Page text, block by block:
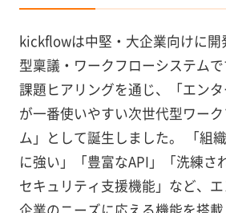
kickflowは中堅・大企業向けに開
型稟議・ワークフローシステム
課題ヒアリングを通じ、「エン
が一番使いやすい次世代型ワー
ム」として誕生しました。 「組
に強い」「豊富なAPI」「洗練さ
セキュリティ支援機能」など、